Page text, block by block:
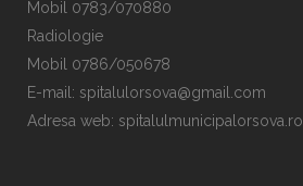
Mobil 0783/070880
Radiologie
Mobil 0786/050678
E-mail: spitalulorsova@gmail.com
Adresa web: spitalulmunicipalorsova.ro